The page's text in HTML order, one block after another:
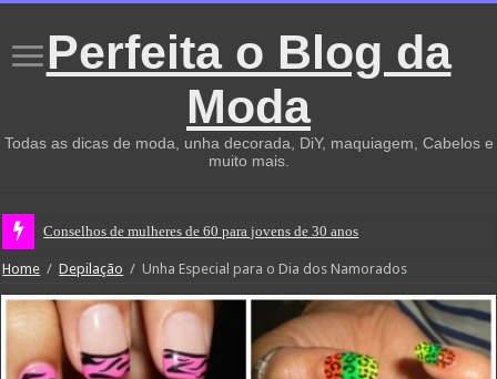
Perfeita o Blog da
Moda
Todas as dicas de moda, unha decorada, DiY, maquiagem, Cabelos e
muito mais.
Conselhos de mulheres de 60 para jovens de 30 anos
Home / Depilação / Unha Especial para o Dia dos Namorados